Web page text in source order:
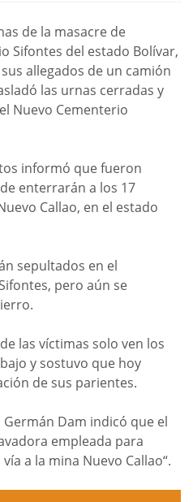
de la masacre de
Sifontes del estado Bolívar,
allegados de un camión
las urnas cerradas y
Nuevo Cementerio
informó que fueron
enterrarán a los 17
Callao, en el estado
sepultados en el
pero aún se
las víctimas solo ven los
y sostuvo que hoy
de sus parientes.
Dam indicó que el
empleada para
a la mina Nuevo Callao“.